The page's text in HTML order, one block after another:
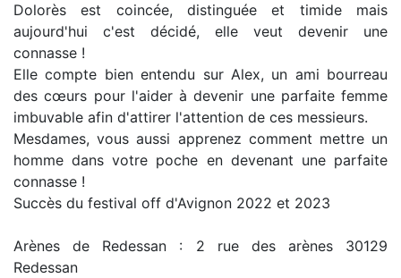
Dolorès est coincée, distinguée et timide mais
aujourd'hui c'est décidé, elle veut devenir une
connasse !
Elle compte bien entendu sur Alex, un ami bourreau
des cœurs pour l'aider à devenir une parfaite femme
imbuvable afin d'attirer l'attention de ces messieurs.
Mesdames, vous aussi apprenez comment mettre un
homme dans votre poche en devenant une parfaite
connasse !
Succès du festival off d'Avignon 2022 et 2023
Arènes de Redessan : 2 rue des arènes 30129
Redessan